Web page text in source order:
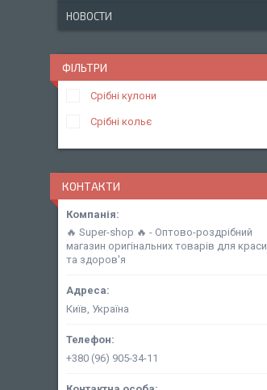
НОВОСТИ
ФІЛЬТРИ
Срібні кулони
Срібні кольє
КОНТАКТИ
🔥 Super-shop 🔥 - Оптово-роздрібний
магазин оригінальних товарів для краси
та здоров'я
Київ, Україна
+380 (96) 905-34-11